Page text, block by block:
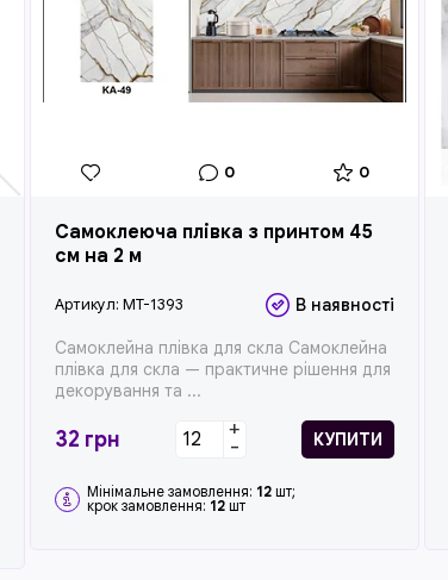
0 0
Самоклеюча плівка з принтом 45
см на 2 м
Артикул: MT-1393
В наявності
Самоклейна плівка для скла Самоклейна
плівка для скла — практичне рішення для
декорування та ...
32 грн +
- КУПИТИ
Мінімальне замовлення: 12 шт;
крок замовлення: 12 шт